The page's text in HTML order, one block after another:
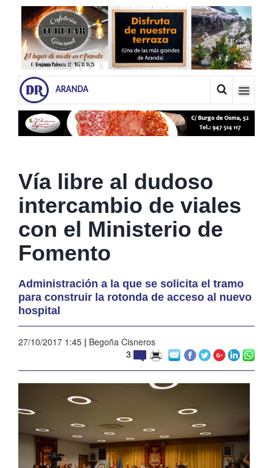
ARANDA
Vía libre al dudoso
intercambio de viales
con el Ministerio de
Fomento
Administración a la que se solicita el tramo
para construir la rotonda de acceso al nuevo
hospital
27/10/2017 1:45 | Begoña Cisneros
3